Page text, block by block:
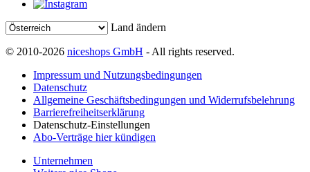
Land ändern
© 2010-2026 niceshops GmbH - All rights reserved.
Impressum und Nutzungsbedingungen
Datenschutz
Allgemeine Geschäftsbedingungen und Widerrufsbelehrung
Barrierefreiheitserklärung
Datenschutz-Einstellungen
Abo-Verträge hier kündigen
Unternehmen